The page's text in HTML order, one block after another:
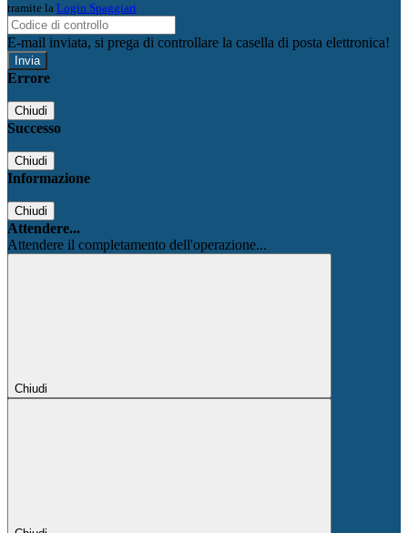
tramite la Login Spaggiari
E-mail inviata, si prega di controllare la casella di posta elettronica!
Errore
Chiudi
Successo
Chiudi
Informazione
Chiudi
Attendere...
Attendere il completamento dell'operazione...
Chiudi